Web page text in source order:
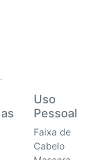
Uso
Pessoal
Faixa de
Cabelo